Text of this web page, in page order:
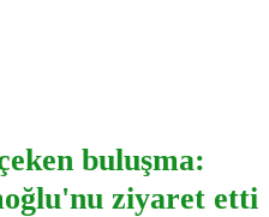
buluşma:
ziyaret etti